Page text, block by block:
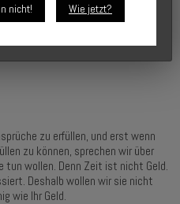
zu erfüllen, und erst wenn
zu können, sprechen wir über
tun wollen. Denn Zeit ist nicht Geld.
Deshalb wollen wir sie nicht
wie Ihr Geld.
nicht! Wie jetzt?